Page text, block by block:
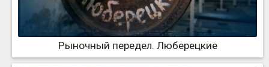
Рыночный передел. Люберецкие